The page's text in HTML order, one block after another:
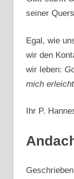
seiner
Egal, wie
wir den
wir leben:
mich
Ihr P.